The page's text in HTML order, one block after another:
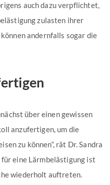
auch dazu verpflichtet,
zulasten ihrer
andernfalls sogar die
über einen gewissen
anzufertigen, um die
zu können“, rät Dr. Sandra
eine Lärmbelästigung ist
wiederholt auftreten.